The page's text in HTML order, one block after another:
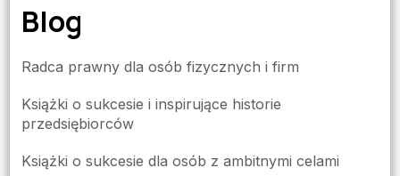
Blog
Radca prawny dla osób fizycznych i firm
Książki o sukcesie i inspirujące historie
przedsiębiorców
Książki o sukcesie dla osób z ambitnymi celami